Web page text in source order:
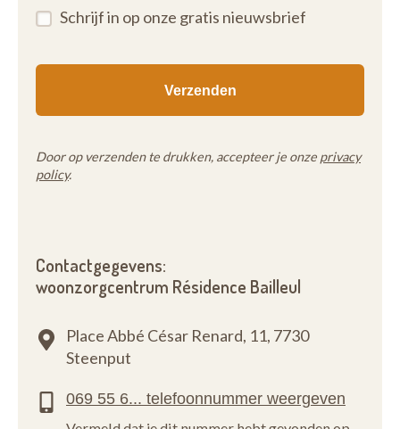
Schrijf in op onze gratis nieuwsbrief
Door op verzenden te drukken, accepteer je onze privacy
policy.
Contactgegevens:
woonzorgcentrum Résidence Bailleul
Place Abbé César Renard, 11, 7730
Steenput